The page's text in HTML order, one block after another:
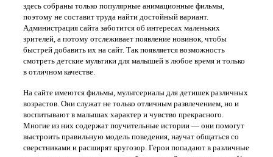
здесь собраны только популярные анимационные фильмы,
поэтому не составит труда найти достойный вариант.
Администрация сайта заботится об интересах маленьких
зрителей, а потому отслеживает появление новинок, чтобы
быстрей добавить их на сайт. Так появляется возможность
смотреть детские мультики для малышей в любое время и только
в отличном качестве.
На сайте имеются фильмы, мультсериалы для детишек различных
возрастов. Они служат не только отличным развлечением, но и
воспитывают в малышах характер и чувство прекрасного.
Многие из них содержат поучительные истории — они помогут
выстроить правильную модель поведения, научат общаться со
сверстниками и расширят кругозор. Герои попадают в различные